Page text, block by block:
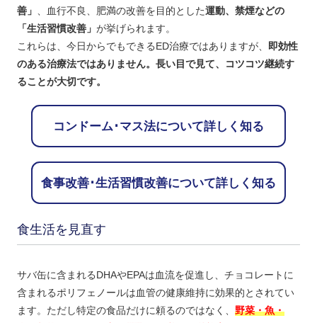
善」 、血行不良、肥満の改善を目的とした運動、禁煙などの
「生活習慣改善」 が挙げられます。
これらは、今日からでもできるED治療ではありますが、 即効性
のある治療法ではありません。長い目で見て、コツコツ継続す
ることが大切です。
コンドーム･マス法について詳しく知る
食事改善･生活習慣改善について詳しく知る
食生活を見直す
サバ缶に含まれるDHAやEPAは血流を促進し、チョコレートに
含まれるポリフェノールは血管の健康維持に効果的とされてい
ます。ただし特定の食品だけに頼るのではなく、 野菜・魚・